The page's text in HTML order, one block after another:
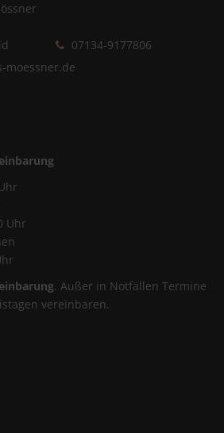
07134-9177806
moessner.de
Uhr
. Außer in Notfällen Termine
vereinbaren.